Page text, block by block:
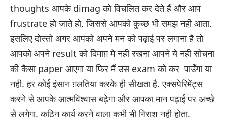
thoughts आपके dimag को विचलित कर देते हैं और आप
frustrate हो जाते हो, जिससे आपको कुच्छ भी समझ नही आता.
इसलिए दोस्तो अगर आपको अपने मन को पढ़ाई पर लगाना है तो
आपको अपने result को दिमाग़ मे नही रखना आपने ये नही सोचना
की कैसा paper आएगा या फिर मैं उस exam को कर पाउँगा या
नही. हर कोई इंसान ग़लतिया करके ही सीखता है. एक्सपेरिमेंट्स
करने से आपके आत्मविश्वास बढ़ेगा और आपका मान पढ़ाई पर अच्छे
से लगेगा. कठिन कार्य करने वाला कभी भी निराश नही होता.